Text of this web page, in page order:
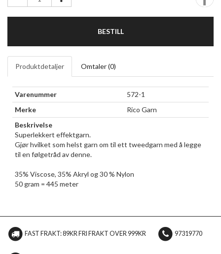
BESTILL
Produktdetaljer Omtaler (0)
Varenummer
572-1
Merke
Rico Garn
Beskrivelse
Superlekkert effektgarn.
Gjør hvilket som helst garn om til ett tweedgarn med å legge
til en følgetråd av denne.
35% Viscose, 35% Akryl og 30 % Nylon
50 gram = 445 meter
FAST FRAKT: 89KR FRI FRAKT OVER 999KR 97319770